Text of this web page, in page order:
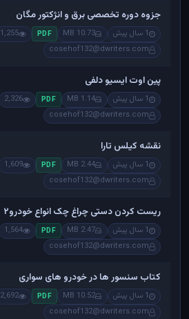
جزوه دوره تخصصی برق و انژکتور مگان
1 سال پیش 10.73 MB
PDF
1,255
cosehof132@dwriters.com
پین اوت ایسیو دلفی
1 سال پیش 1.14 MB
PDF
2,326
cosehof132@dwriters.com
نقشه کیلس تارا
1 سال پیش 2.44 MB
PDF
1,609
cosehof132@dwriters.com
ریست کردن دستی چراغ چک انواع خودرو۲
1 سال پیش 2.47 MB
PDF
1,564
cosehof132@dwriters.com
کتاب سنسور ها در خودرو های سواری
1 سال پیش 10.52 MB
PDF
2,692
cosehof132@dwriters.com